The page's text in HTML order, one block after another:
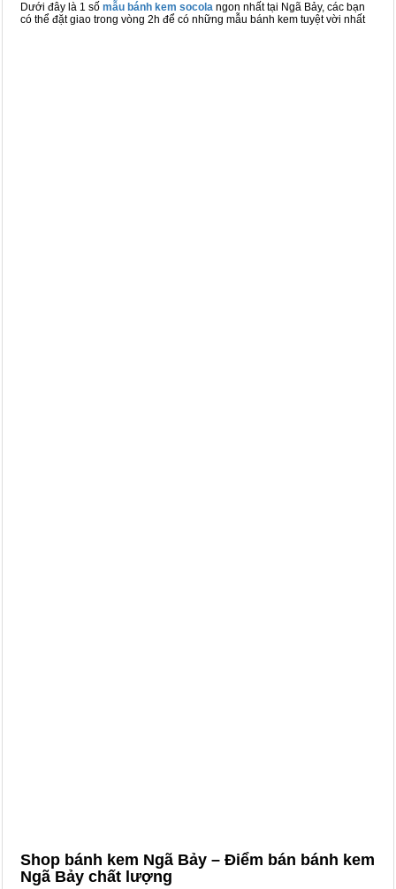
Dưới đây là 1 số mẫu bánh kem socola ngon nhất tại Ngã Bảy, các bạn
có thể đặt giao trong vòng 2h để có những mẫu bánh kem tuyệt vời nhất
Shop bánh kem Ngã Bảy – Điểm bán bánh kem
Ngã Bảy chất lượng